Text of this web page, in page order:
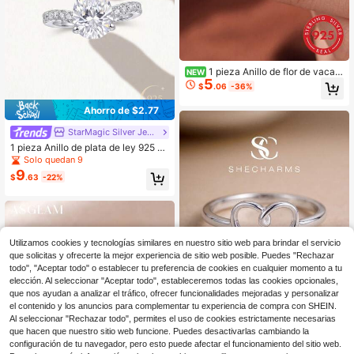
Ahorro de $2.77
StarMagic Silver Jewelry
1 pieza Anillo de plata de ley 925 co
n forma de lágrima brillante, adecua
do para citas románticas, ceremoni
as de boda y decoraciones de aniv
Solo quedan 9
$9.63 -22%
NEW 1 pieza Anillo de flor de vaca d
e doble meseta alta, joyería para m
ujer, plata de ley S925 chapada en
a uso diario, regalo
$5.06 -36%
1 pieza Anillo de corazón de plata d
Utilizamos cookies y tecnologías similares en nuestro sitio web para brindar el servicio
que solicitas y ofrecerte la mejor experiencia de sitio web posible. Puedes "Rechazar
todo", "Aceptar todo" o establecer tu preferencia de cookies en cualquier momento a tu
elección. Al seleccionar "Aceptar todo", estableceremos todas las cookies opcionales,
que nos ayudan a analizar el tráfico, ofrecer funcionalidades mejoradas y personalizar
el contenido y los anuncios para complementar tu experiencia de compra con SHEIN.
Al seleccionar "Rechazar todo", permites el uso de cookies estrictamente necesarias
que hacen que nuestro sitio web funcione. Puedes desactivarlas cambiando la
configuración de tu navegador, pero esto puede afectar el funcionamiento del sitio web.